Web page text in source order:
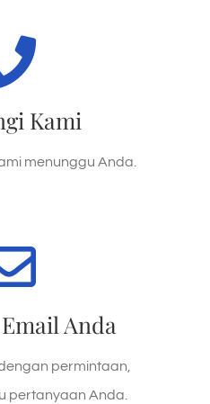
Kami
menunggu Anda.
hari ini!
678 398
KAMI
Anda
permintaan,
pertanyaan Anda.
Siaga
EMAIL